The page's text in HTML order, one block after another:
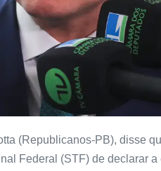
(Republicanos-PB), disse
Federal (STF) de declarar